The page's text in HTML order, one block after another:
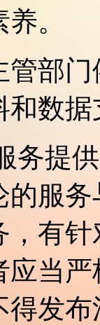
。
管部
和数
务提
服
有
应当
发